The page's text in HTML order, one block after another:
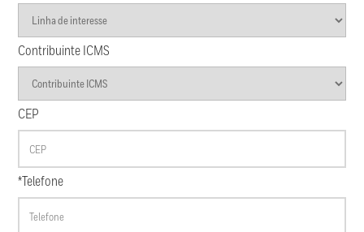
Contribuinte ICMS
CEP
*Telefone